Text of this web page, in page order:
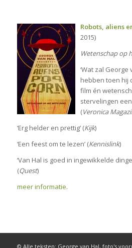
Robots, aliens
2015)
Wetenschap op
‘Wat zal
hebben toen hij
film én
stervelingen
(Veronica
‘Erg helder en prettig’ (Kijk)
‘Een feest om te lezen’ (Kennislink)
‘Van Hal is goed in ingewikkelde
(Quest)
meer informatie.
© Alle teksten: George van Hal, foto's